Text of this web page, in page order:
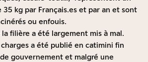
kg par Français.es et par an et sont
ou enfouis.
filière a été largement mis à mal.
a été publié en catimini fin
gouvernement et malgré une